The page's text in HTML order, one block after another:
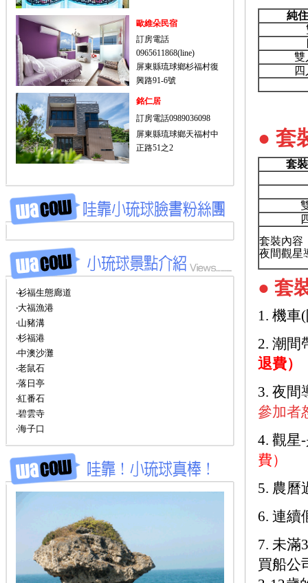
歐維朵民宿
訂房電話
0965611868(line)
屏東縣琉球鄉杉福村復
興路91-6號
銘仁居
訂房電話0989036098
屏東縣琉球鄉天福村中
正路51之2
‧衫福生態廊道
‧大福漁港
‧山豬溝
‧杉福港
‧中澳沙灘
‧老鼠石
‧落日亭
‧紅番石
‧碧雲寺
‧海子口
純
雙
● 套
套
套裝內容
夜間觀星
● 套
1. 機車
2. 潮間
退費）
3. 夜間
參加者
4. 觀星
費）
5. 農曆
6. 連續
7. 未滿
買船公